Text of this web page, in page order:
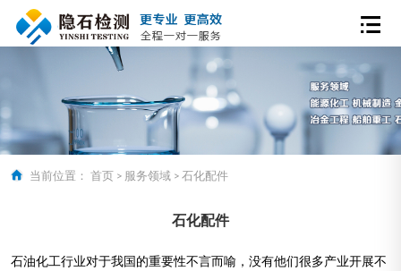
当前位置： 首页 > 服务领域 > 石化配件
石化配件
石油化工行业对于我国的重要性不言而喻，没有他们很多产业开展不